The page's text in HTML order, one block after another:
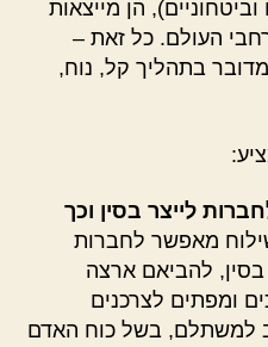
הן מייצאות
העולם. כל זאת –
בתהליך קל, נוח,
לייצר בסין וכך
מאפשר לחברות
בסין, להביאם ארצה
ומפתים לצרכנים
למשתלם, בשל כוח האדם